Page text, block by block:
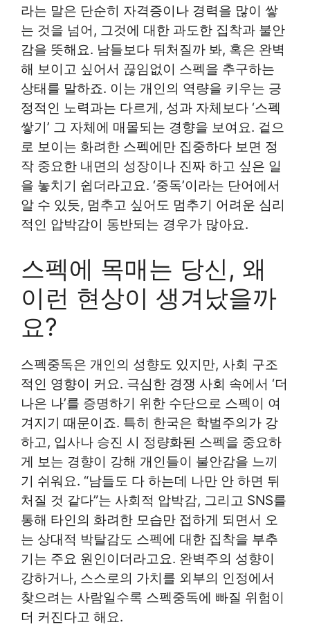
라는 말은 단순히 자격증이나 경력을 많이 쌓
는 것을 넘어, 그것에 대한 과도한 집착과 불안
감을 뜻해요. 남들보다 뒤처질까 봐, 혹은 완벽
해 보이고 싶어서 끊임없이 스펙을 추구하는
상태를 말하죠. 이는 개인의 역량을 키우는 긍
정적인 노력과는 다르게, 성과 자체보다 ‘스펙
쌓기’ 그 자체에 매몰되는 경향을 보여요. 겉으
로 보이는 화려한 스펙에만 집중하다 보면 정
작 중요한 내면의 성장이나 진짜 하고 싶은 일
을 놓치기 쉽더라고요. ‘중독’이라는 단어에서
알 수 있듯, 멈추고 싶어도 멈추기 어려운 심리
적인 압박감이 동반되는 경우가 많아요.
스펙에 목매는 당신, 왜
이런 현상이 생겨났을까
요?
스펙중독은 개인의 성향도 있지만, 사회 구조
적인 영향이 커요. 극심한 경쟁 사회 속에서 ‘더
나은 나’를 증명하기 위한 수단으로 스펙이 여
겨지기 때문이죠. 특히 한국은 학벌주의가 강
하고, 입사나 승진 시 정량화된 스펙을 중요하
게 보는 경향이 강해 개인들이 불안감을 느끼
기 쉬워요. “남들도 다 하는데 나만 안 하면 뒤
처질 것 같다”는 사회적 압박감, 그리고 SNS를
통해 타인의 화려한 모습만 접하게 되면서 오
는 상대적 박탈감도 스펙에 대한 집착을 부추
기는 주요 원인이더라고요. 완벽주의 성향이
강하거나, 스스로의 가치를 외부의 인정에서
찾으려는 사람일수록 스펙중독에 빠질 위험이
더 커진다고 해요.